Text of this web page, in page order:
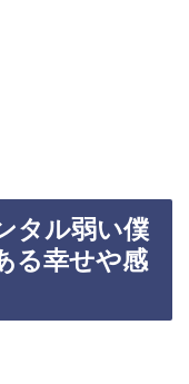
タル弱い僕
る幸せや感